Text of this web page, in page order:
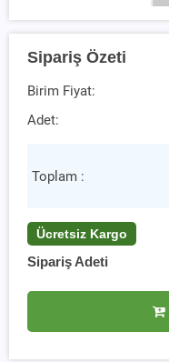
Sipariş Özeti
Birim Fiyat:
Adet:
Toplam :
Ücretsiz Kargo
Sipariş Adeti